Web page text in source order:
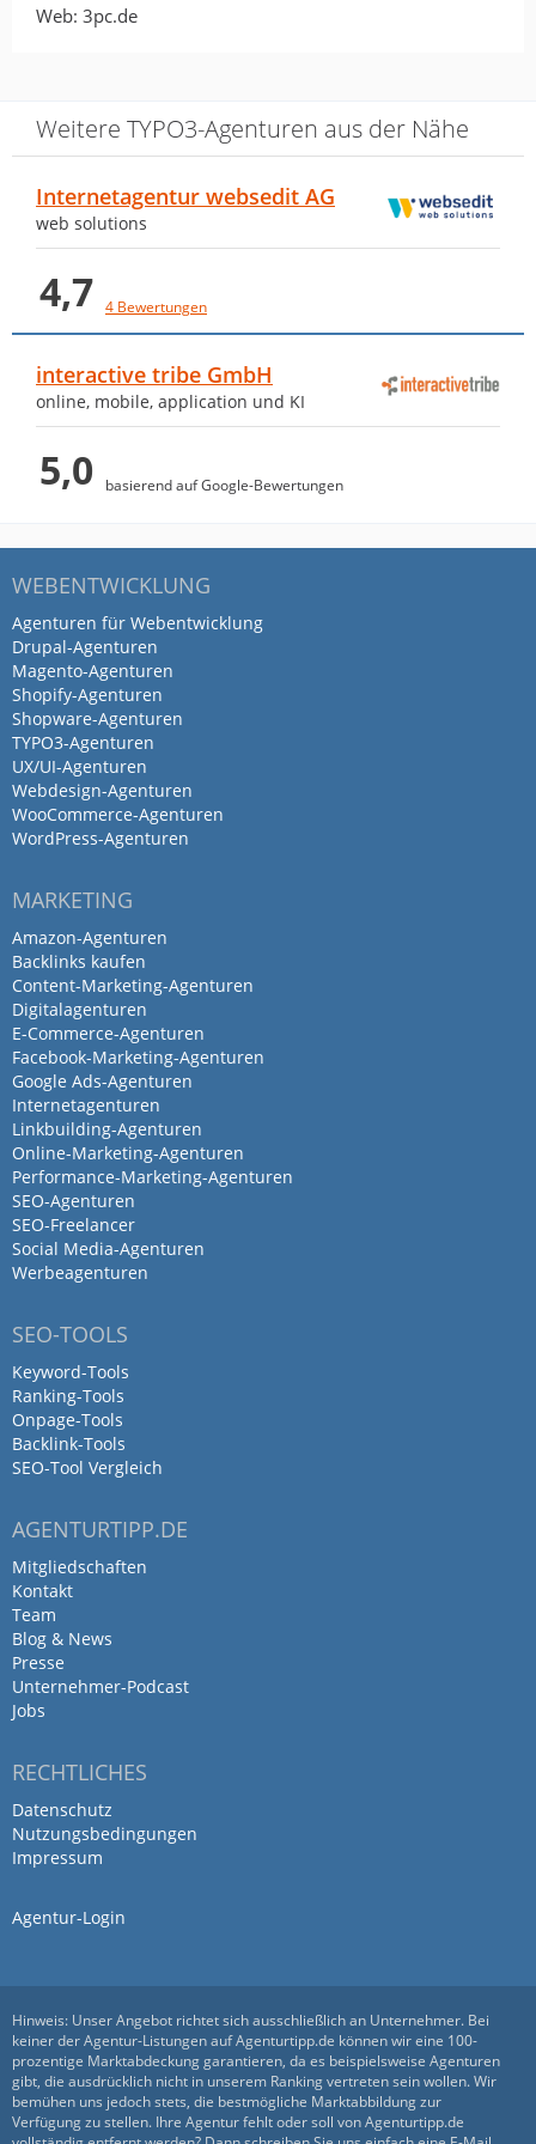
von allen beteiligten.
all good
all good
Web: 3pc.de
Weitere TYPO3-Agenturen aus der Nähe
Internetagentur websedit AG
web solutions
4,7 4 Bewertungen
interactive tribe GmbH
online, mobile, application und KI
5,0 basierend auf Google-Bewertungen
WEBENTWICKLUNG
Agenturen für Webentwicklung
Drupal-Agenturen
Magento-Agenturen
Shopify-Agenturen
Shopware-Agenturen
TYPO3-Agenturen
UX/UI-Agenturen
Webdesign-Agenturen
WooCommerce-Agenturen
WordPress-Agenturen
MARKETING
Amazon-Agenturen
Backlinks kaufen
Content-Marketing-Agenturen
Digitalagenturen
E-Commerce-Agenturen
Facebook-Marketing-Agenturen
Google Ads-Agenturen
Internetagenturen
Linkbuilding-Agenturen
Online-Marketing-Agenturen
Performance-Marketing-Agenturen
SEO-Agenturen
SEO-Freelancer
Social Media-Agenturen
Werbeagenturen
SEO-TOOLS
Keyword-Tools
Ranking-Tools
Onpage-Tools
Backlink-Tools
SEO-Tool Vergleich
AGENTURTIPP.DE
Mitgliedschaften
Kontakt
Team
Blog & News
Presse
Unternehmer-Podcast
Jobs
RECHTLICHES
Datenschutz
Nutzungsbedingungen
Impressum
Agentur-Login
Hinweis: Unser Angebot richtet sich ausschließlich an Unternehmer. Bei
keiner der Agentur-Listungen auf Agenturtipp.de können wir eine 100-
prozentige Marktabdeckung garantieren, da es beispielsweise Agenturen
gibt, die ausdrücklich nicht in unserem Ranking vertreten sein wollen. Wir
bemühen uns jedoch stets, die bestmögliche Marktabbildung zur
Verfügung zu stellen. Ihre Agentur fehlt oder soll von Agenturtipp.de